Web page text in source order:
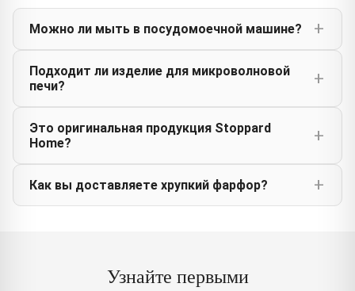
Можно ли мыть в посудомоечной машине?
Подходит ли изделие для микроволновой
печи?
Это оригинальная продукция Stoppard
Home?
Как вы доставляете хрупкий фарфор?
Узнайте первыми